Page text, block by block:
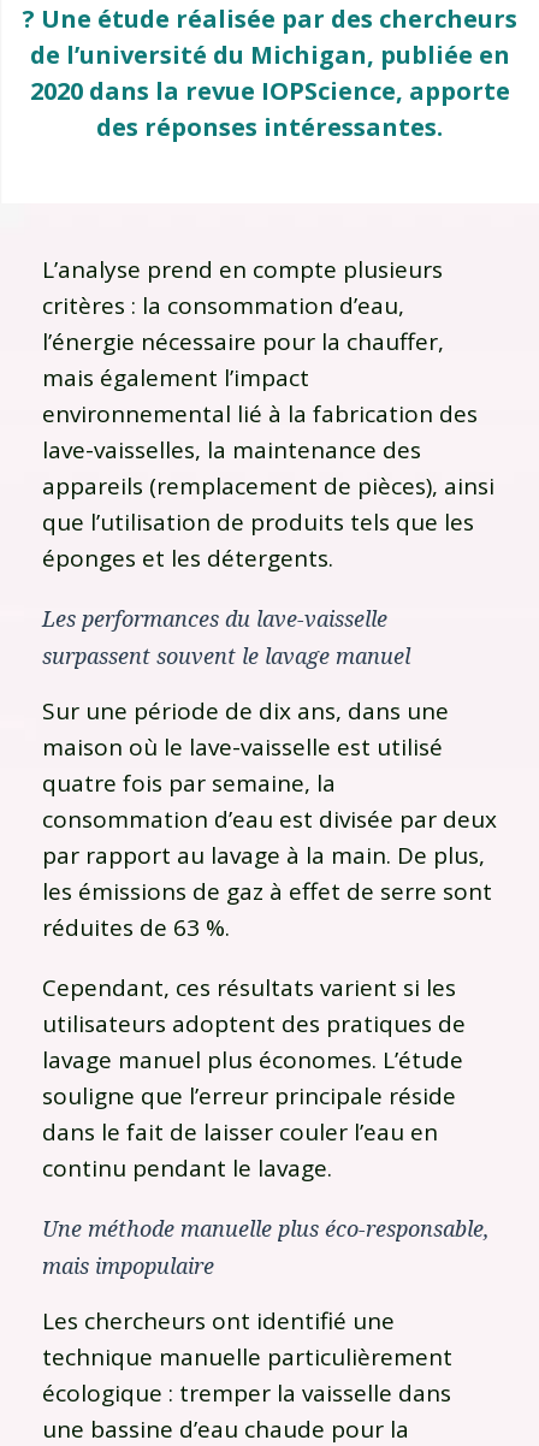
? Une étude réalisée par des chercheurs
de l’université du Michigan, publiée en
2020 dans la revue IOPScience, apporte
des réponses intéressantes.
L’analyse prend en compte plusieurs
critères : la consommation d’eau,
l’énergie nécessaire pour la chauffer,
mais également l’impact
environnemental lié à la fabrication des
lave-vaisselles, la maintenance des
appareils (remplacement de pièces), ainsi
que l’utilisation de produits tels que les
éponges et les détergents.
Les performances du lave-vaisselle
surpassent souvent le lavage manuel
Sur une période de dix ans, dans une
maison où le lave-vaisselle est utilisé
quatre fois par semaine, la
consommation d’eau est divisée par deux
par rapport au lavage à la main. De plus,
les émissions de gaz à effet de serre sont
réduites de 63 %.
Cependant, ces résultats varient si les
utilisateurs adoptent des pratiques de
lavage manuel plus économes. L’étude
souligne que l’erreur principale réside
dans le fait de laisser couler l’eau en
continu pendant le lavage.
Une méthode manuelle plus éco-responsable,
mais impopulaire
Les chercheurs ont identifié une
technique manuelle particulièrement
écologique : tremper la vaisselle dans
une bassine d’eau chaude pour la